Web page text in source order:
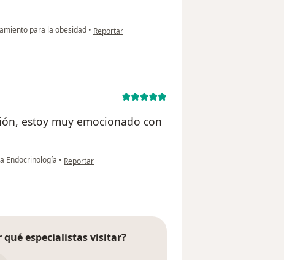
para la obesidad • en opinión del usuario CBR
Reportar
estoy muy emocionado con
Endocrinología • en opinión del usuario Juan Pablo García
Reportar
qué especialistas visitar?